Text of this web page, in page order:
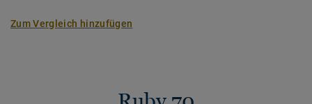
Zum Vergleich hinzufügen